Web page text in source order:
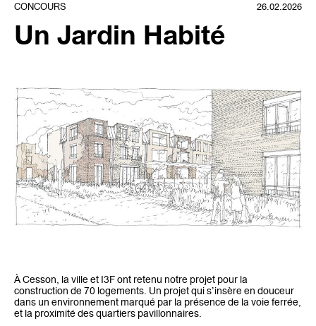
CONCOURS 26.02.2026
Un Jardin Habité
À Cesson, la ville et I3F ont retenu notre projet pour la
construction de 70 logements. Un projet qui s’insère en douceur
dans un environnement marqué par la présence de la voie ferrée,
et la proximité des quartiers pavillonnaires.